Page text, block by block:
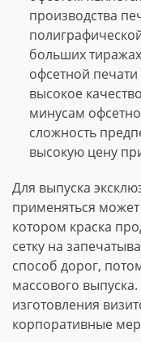
производства
больших
офсетной печати
высокое
минусам
сложность
высокую цену
Для выпуска
применяться
котором краска
сетку на
способ дорог,
массового
изготовления
корпоративные